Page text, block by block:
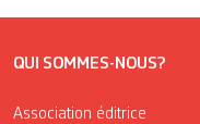
QUI SOMMES-NOUS?
Association éditrice